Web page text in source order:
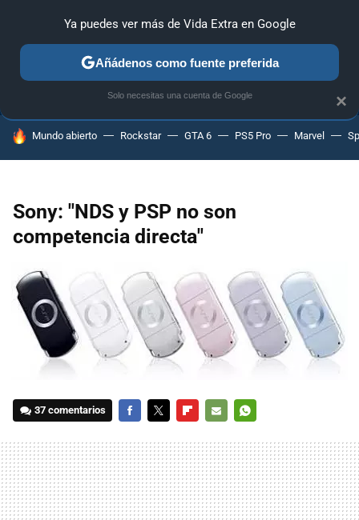
ANÁLISIS GUÍAS Y TRUCOS PC SONY NINTENDO
HOY SE HABLA DE
Mundo abierto Rockstar GTA 6 PS5 Pro Marvel
Sony: "NDS y PSP no son
competencia directa"
37 comentarios
MAIL
×
Ya puedes ver más de Vida Extra en Google
Añádenos como fuente preferida
Solo necesitas una cuenta de Google